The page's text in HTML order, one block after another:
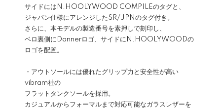
サイドにはN.HOOLYWOOD COMPILEのタグと、
ジャパン仕様にアレンジしたSR/JPNのタグ付き。
さらに、本モデルの製造番号を素押しで刻印し、
ベロ裏側にDannerロゴ、サイドにN.HOOLYWOODの
ロゴを配置。
・アウトソールには優れたグリップ力と安全性が高い
vibram社の
フラットタンクソールを採用。
カジュアルからフォーマルまで対応可能なガラスレザーを